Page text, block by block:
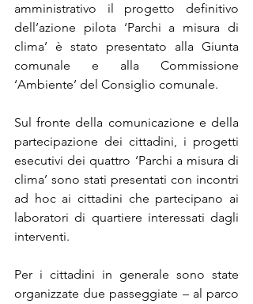
amministrativo il progetto definitivo
dell’azione pilota ‘Parchi a misura di
clima’ è stato presentato alla Giunta
comunale e alla Commissione
‘Ambiente’ del Consiglio comunale.
Sul fronte della comunicazione e della
partecipazione dei cittadini, i progetti
esecutivi dei quattro ‘Parchi a misura di
clima’ sono stati presentati con incontri
ad hoc ai cittadini che partecipano ai
laboratori di quartiere interessati dagli
interventi.
Per i cittadini in generale sono state
organizzate due passeggiate – al parco